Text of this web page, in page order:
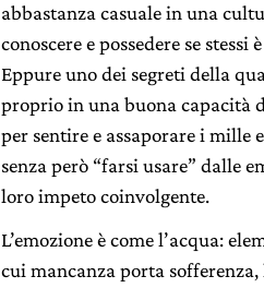
abbastanza casuale in una
conoscere e possedere se
Eppure uno dei segreti della
proprio in una buona capacità
per sentire e assaporare i mille
senza però “farsi usare” dalle
loro impeto coinvolgente.
L’emozione è come l’acqua:
cui mancanza porta sofferenza,